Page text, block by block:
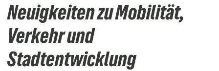
Neuigkeiten zu Mobilität,
Verkehr und
Stadtentwicklung